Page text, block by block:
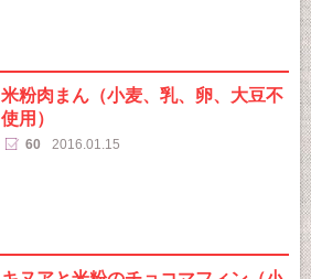
米粉肉まん（小麦、乳、卵、大豆不
使用）
60 2016.01.15